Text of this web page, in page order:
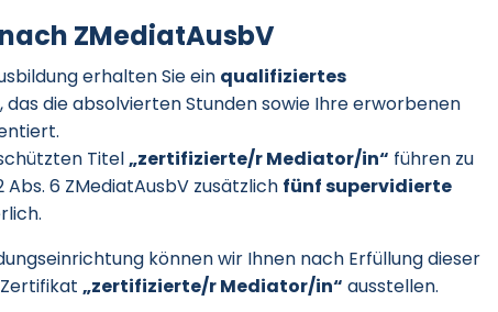
ZMediatAusbV
erhalten Sie ein qualifiziertes
, das die absolvierten Stunden sowie Ihre erworbenen
Titel„zertifizierte/r Mediator/in“ führen zu
6 ZMediatAusbV zusätzlich fünf supervidierte
können wir Ihnen nach Erfüllung dieser
Zertifikat„zertifizierte/r Mediator/in“ ausstellen.